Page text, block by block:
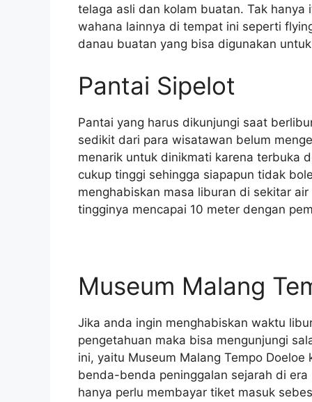
telaga asli dan kolam buatan. Tak
wahana lainnya di tempat ini seperti
danau buatan yang bisa digunakan
Pantai Sipelot
Pantai yang harus dikunjungi saat
sedikit dari para wisatawan belum
menarik untuk dinikmati karena terbuka
cukup tinggi sehingga siapapun tidak
menghabiskan masa liburan di sekitar
tingginya mencapai 10 meter dengan
Museum Malang
Jika anda ingin menghabiskan waktu
pengetahuan maka bisa mengunjungi
ini, yaitu Museum Malang Tempo
benda-benda peninggalan sejarah di
hanya perlu membayar tiket masuk